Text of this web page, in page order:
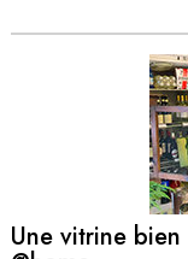
Une vitrine